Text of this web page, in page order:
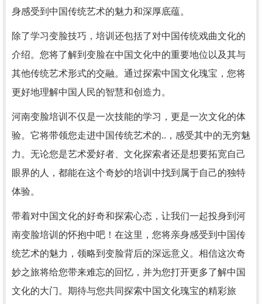
身感受到中国传统艺术的魅力和深厚底蕴。
除了学习变脸技巧，培训还包括了对中国传统戏曲文化的
介绍。您将了解到变脸在中国文化中的重要地位以及其与
其他传统艺术形式的交融。通过探索中国文化瑰宝，您将
更好地理解中国人民的智慧和创造力。
河南变脸培训不仅是一次技能的学习，更是一次文化的体
验。它将带领您走进中国传统艺术的..，感受其中的无穷魅
力。无论您是艺术爱好者、文化探索者还是想要拓宽自己
眼界的人，都能在这个奇妙的培训中找到属于自己的独特
体验。
带着对中国文化的好奇和探索心态，让我们一起投身到河
南变脸培训的怀抱中吧！在这里，您将亲身感受到中国传
统艺术的魅力，领略到变脸背后的深远意义。相信这次奇
妙之旅将给您带来难忘的回忆，并为您打开更多了解中国
文化的大门。期待与您共同探索中国文化瑰宝的精彩旅